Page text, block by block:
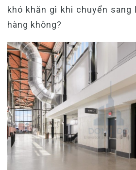
khó khăn gì khi chuyển sang
hàng không?